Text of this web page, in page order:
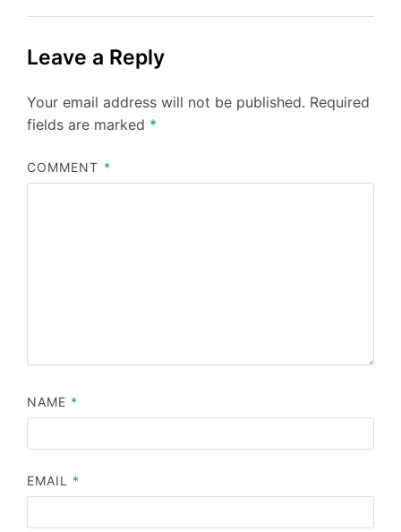
Leave a Reply
Your email address will not be published. Required
fields are marked *
COMMENT *
NAME *
EMAIL *